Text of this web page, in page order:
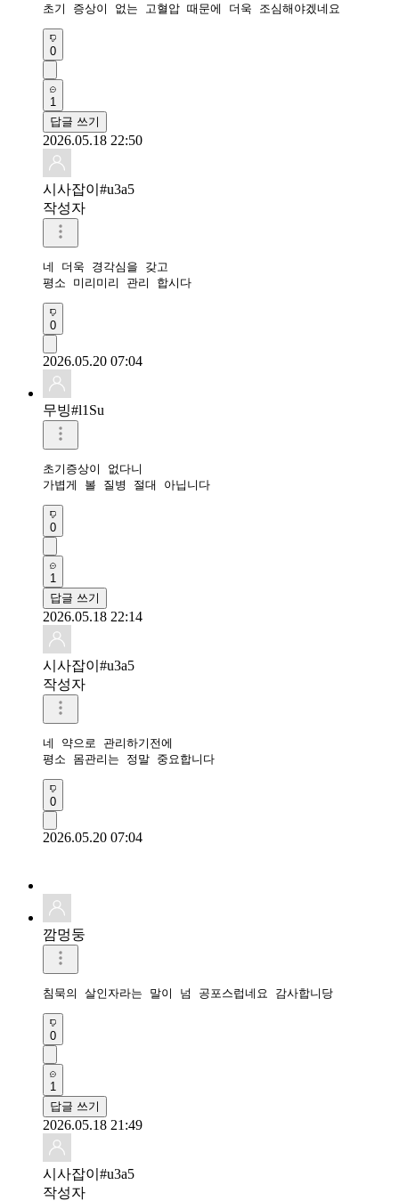
초기 증상이 없는 고혈압 때문에 더욱 조심해야겠네요
0
1
답글 쓰기
2026.05.18 22:50
시사잡이#u3a5
작성자
네 더욱 경각심을 갖고
평소 미리미리 관리 합시다
0
2026.05.20 07:04
무빙#l1Su
초기증상이 없다니
가볍게 볼 질병 절대 아닙니다
0
1
답글 쓰기
2026.05.18 22:14
시사잡이#u3a5
작성자
네 약으로 관리하기전에
평소 몸관리는 정말 중요합니다
0
2026.05.20 07:04
깜멍둥
침묵의 살인자라는 말이 넘 공포스럽네요 감사합니당
0
1
답글 쓰기
2026.05.18 21:49
시사잡이#u3a5
작성자